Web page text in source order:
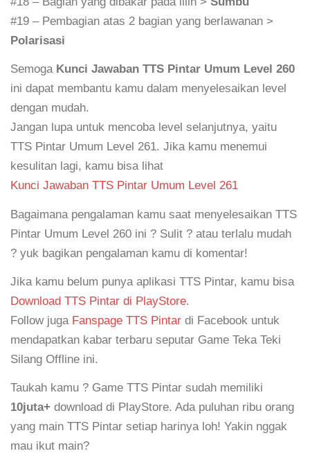
#19 – Pembagian atas 2 bagian yang berlawanan >
Polarisasi
Semoga Kunci Jawaban TTS Pintar Umum Level 260
ini dapat membantu kamu dalam menyelesaikan level
dengan mudah.
Jangan lupa untuk mencoba level selanjutnya, yaitu
TTS Pintar Umum Level 261. Jika kamu menemui
kesulitan lagi, kamu bisa lihat
Kunci Jawaban TTS Pintar Umum Level 261
Bagaimana pengalaman kamu saat menyelesaikan TTS
Pintar Umum Level 260 ini ? Sulit ? atau terlalu mudah
? yuk bagikan pengalaman kamu di komentar!
Jika kamu belum punya aplikasi TTS Pintar, kamu bisa
Download TTS Pintar di PlayStore.
Follow juga Fanspage TTS Pintar di Facebook untuk
mendapatkan kabar terbaru seputar Game Teka Teki
Silang Offline ini.
Taukah kamu ? Game TTS Pintar sudah memiliki
10juta+ download di PlayStore. Ada puluhan ribu orang
yang main TTS Pintar setiap harinya loh! Yakin nggak
mau ikut main?